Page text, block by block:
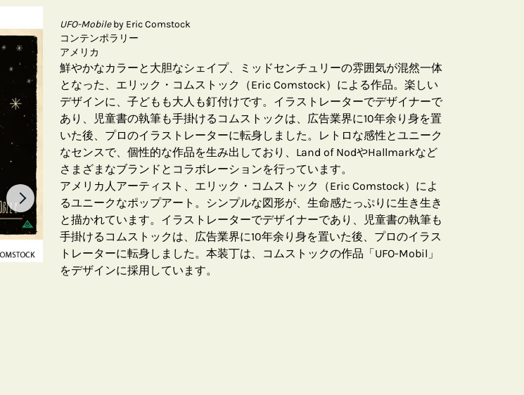
UFO-Mobileby Eric Comstock
コンテンポラリー
アメリカ
鮮やかなカラーと大胆なシェイプ、ミッドセンチュリーの雰囲気が混然一体
となった、エリック・コムストック（Eric Comstock）による作品。楽しい
デザインに、子どもも大人も釘付けです。イラストレーターでデザイナーで
あり、児童書の執筆も手掛けるコムストックは、広告業界に10年余り身を置
いた後、プロのイラストレーターに転身しました。レトロな感性とユニーク
なセンスで、個性的な作品を生み出しており、Land of NodやHallmarkなど
さまざまなブランドとコラボレーションを行っています。
アメリカ人アーティスト、エリック・コムストック（Eric Comstock）によ
るユニークなポップアート。シンプルな図形が、生命感たっぷりに生き生き
と描かれています。イラストレーターでデザイナーであり、児童書の執筆も
手掛けるコムストックは、広告業界に10年余り身を置いた後、プロのイラス
トレーターに転身しました。本装丁は、コムストックの作品「UFO-Mobil」
をデザインに採用しています。